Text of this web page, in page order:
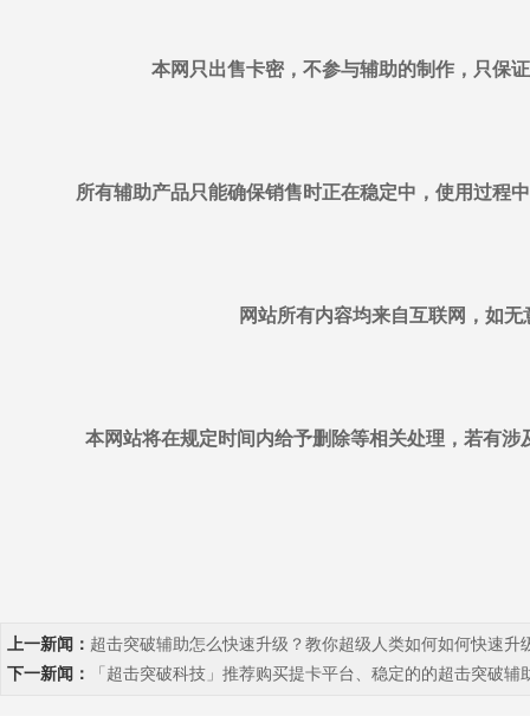
本网只出售卡密，不参与辅助的制作，只保
所有辅助产品只能确保销售时正在稳定中，使用过程
网站所有内容均来自互联网，如
本网站将在规定时间内给予删除等相关处理，若有
上一新闻： 超击突破辅助怎么快速升级？教你超级人类如何如何快速升
下一新闻：
「超击突破科技」推荐购买提卡平台、稳定的的超击突破辅